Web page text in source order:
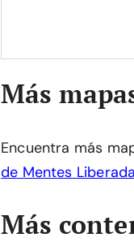
Más
Encuentra más
de Mentes
Más